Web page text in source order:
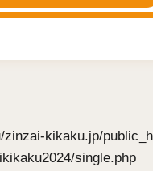
kikaku.jp/
single.php